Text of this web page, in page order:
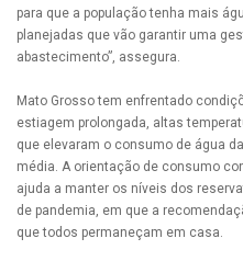
para que a população tenha mais
planejadas que vão garantir uma
abastecimento”, assegura.
Mato Grosso tem enfrentado
estiagem prolongada, altas
que elevaram o consumo de água
média. A orientação de consumo
ajuda a manter os níveis dos
de pandemia, em que a
que todos permaneçam em casa.